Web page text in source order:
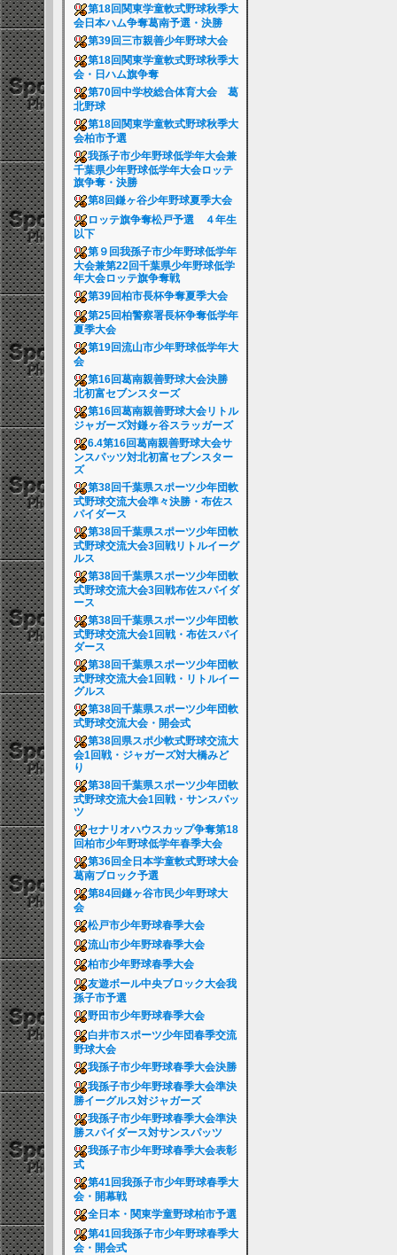
第18回関東学童軟式野球秋季大
会日本ハム争奪葛南予選・決勝
第39回三市親善少年野球大会
第18回関東学童軟式野球秋季大
会・日ハム旗争奪
第70回中学校総合体育大会 葛
北野球
第18回関東学童軟式野球秋季大
会柏市予選
我孫子市少年野球低学年大会兼
千葉県少年野球低学年大会ロッテ
旗争奪・決勝
第8回鎌ヶ谷少年野球夏季大会
ロッテ旗争奪松戸予選 ４年生
以下
第９回我孫子市少年野球低学年
大会兼第22回千葉県少年野球低学
年大会ロッテ旗争奪戦
第39回柏市長杯争奪夏季大会
第25回柏警察署長杯争奪低学年
夏季大会
第19回流山市少年野球低学年大
会
第16回葛南親善野球大会決勝
北初富セブンスターズ
第16回葛南親善野球大会リトル
ジャガーズ対鎌ヶ谷スラッガーズ
6.4第16回葛南親善野球大会サ
ンスパッツ対北初富セブンスター
ズ
第38回千葉県スポーツ少年団軟
式野球交流大会準々決勝・布佐ス
パイダース
第38回千葉県スポーツ少年団軟
式野球交流大会3回戦リトルイーグ
ルス
第38回千葉県スポーツ少年団軟
式野球交流大会3回戦布佐スパイダ
ース
第38回千葉県スポーツ少年団軟
式野球交流大会1回戦・布佐スパイ
ダース
第38回千葉県スポーツ少年団軟
式野球交流大会1回戦・リトルイー
グルス
第38回千葉県スポーツ少年団軟
式野球交流大会・開会式
第38回県スポ少軟式野球交流大
会1回戦・ジャガーズ対大橋みど
り
第38回千葉県スポーツ少年団軟
式野球交流大会1回戦・サンスパッ
ツ
セナリオハウスカップ争奪第18
回柏市少年野球低学年春季大会
第36回全日本学童軟式野球大会
葛南ブロック予選
第84回鎌ヶ谷市民少年野球大
会
松戸市少年野球春季大会
流山市少年野球春季大会
柏市少年野球春季大会
友遊ボール中央ブロック大会我
孫子市予選
野田市少年野球春季大会
白井市スポーツ少年団春季交流
野球大会
我孫子市少年野球春季大会決勝
我孫子市少年野球春季大会準決
勝イーグルス対ジャガーズ
我孫子市少年野球春季大会準決
勝スパイダース対サンスパッツ
我孫子市少年野球春季大会表彰
式
第41回我孫子市少年野球春季大
会・開幕戦
全日本・関東学童野球柏市予選
第41回我孫子市少年野球春季大
会・開会式